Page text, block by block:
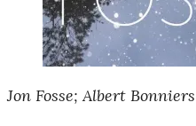
Jon Fosse; Albert